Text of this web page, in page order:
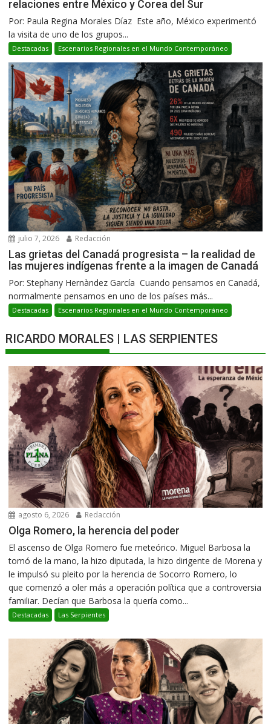
relaciones entre México y Corea del Sur
Por: Paula Regina Morales Díaz Este año, México experimentó
la visita de uno de los grupos...
Destacadas Escenarios Regionales en el Mundo Contemporáneo
julio 7, 2026 Redacción
Las grietas del Canadá progresista – la realidad de
las mujeres indígenas frente a la imagen de Canadá
Por: Stephany Hernàndez García Cuando pensamos en Canadá,
normalmente pensamos en uno de los países más...
Destacadas Escenarios Regionales en el Mundo Contemporáneo
RICARDO MORALES | LAS SERPIENTES
agosto 6, 2026 Redacción
Olga Romero, la herencia del poder
El ascenso de Olga Romero fue meteórico. Miguel Barbosa la
tomó de la mano, la hizo diputada, la hizo dirigente de Morena y
le impulsó su pleito por la herencia de Socorro Romero, lo
que comenzó a oler más a operación política que a controversia
familiar. Decían que Barbosa la quería como...
Destacadas Las Serpientes